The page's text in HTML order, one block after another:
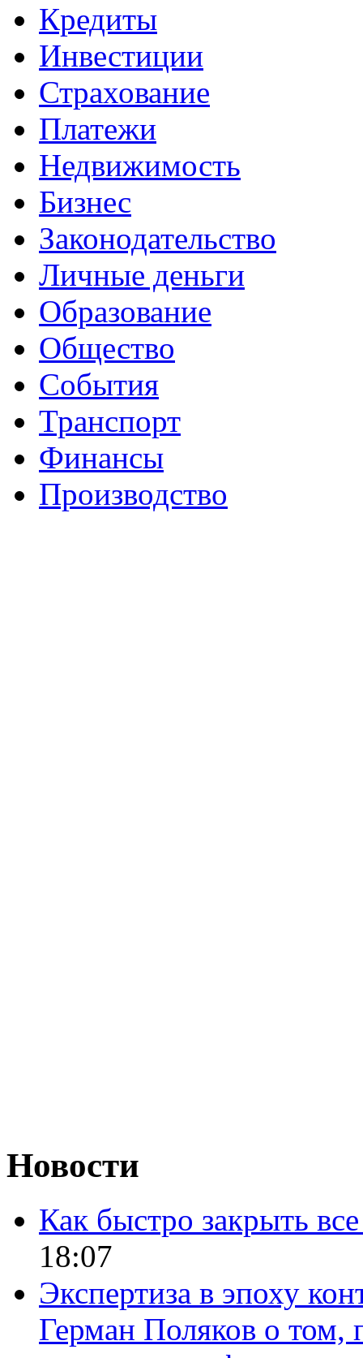
Кредиты
Инвестиции
Страхование
Платежи
Недвижимость
Бизнес
Законодательство
Личные деньги
Образование
Общество
События
Транспорт
Финансы
Производство
Новости
Как быстро закрыть
18:07
Экспертиза в эпоху
Герман Поляков о том,